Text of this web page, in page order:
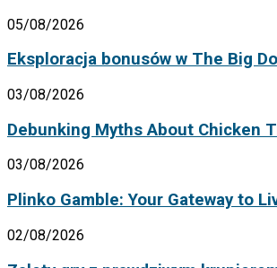
05/08/2026
Eksploracja bonusów w The Big
03/08/2026
Debunking Myths About Chicken
03/08/2026
Plinko Gamble: Your Gateway to
02/08/2026